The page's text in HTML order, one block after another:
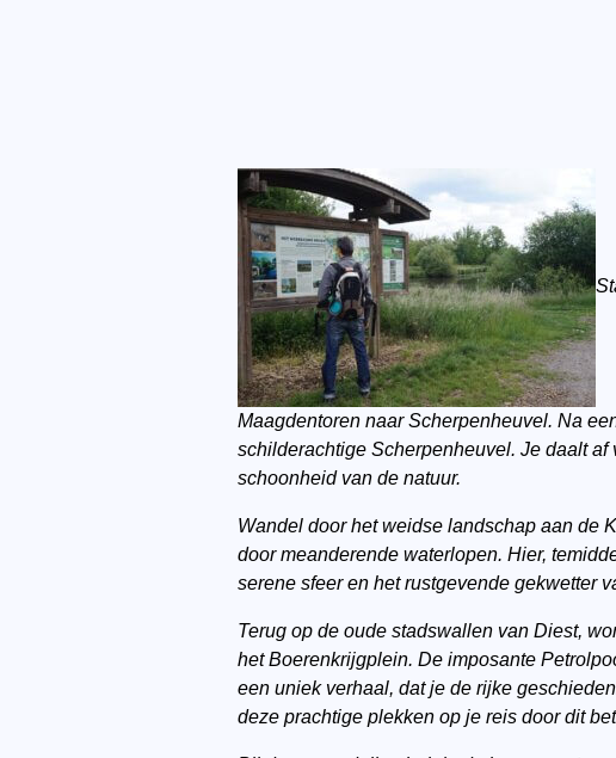
Maagdentoren naar Scherpenheuvel. Na
schilderachtige Scherpenheuvel. Je daalt
schoonheid van de natuur.
Wandel door het weidse landschap aan de
door meanderende waterlopen. Hier,
serene sfeer en het rustgevende gekwetter
Terug op de oude stadswallen van Diest,
het Boerenkrijgplein. De imposante
een uniek verhaal, dat je de rijke
deze prachtige plekken op je reis door dit